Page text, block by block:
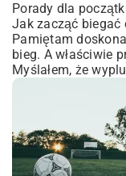
Porady dla
Jak zacząć biegać
Pamiętam
bieg. A właściwie
Myślałem, że